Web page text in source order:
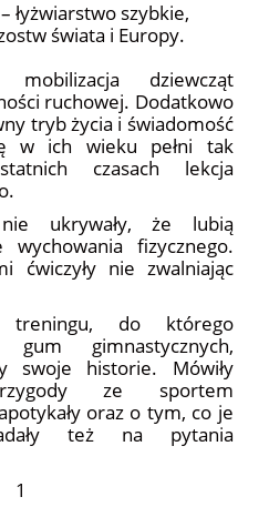
łyżwiarstwo szybkie,
świata i Europy.
dziewcząt
ruchowej. Dodatkowo
tryb życia i świadomość
w ich wieku pełni tak
czasach lekcja
ukrywały, że lubią
wychowania fizycznego.
ćwiczyły nie zwalniając
treningu, do którego
gum gimnastycznych,
swoje historie. Mówiły
ze sportem
oraz o tym, co je
też na pytania
1